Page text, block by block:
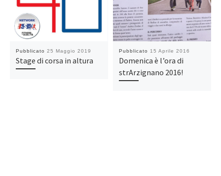
Pubblicato 25 Maggio 2019
Stage di corsa in altura
Pubblicato 15 Aprile 2016
Domenica è l’ora di
strArzignano 2016!